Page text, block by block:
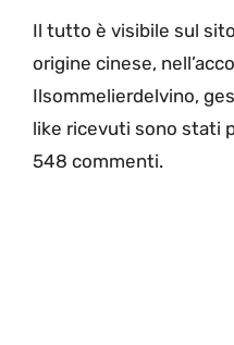
Il tutto è visibile sul
origine cinese,
Ilsommelierdelvino,
like ricevuti sono stati
548 commenti.